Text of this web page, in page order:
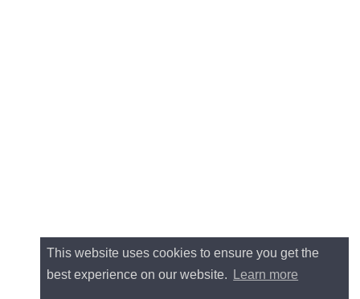
This website uses cookies to ensure you get the
best experience on our website.
Learn more